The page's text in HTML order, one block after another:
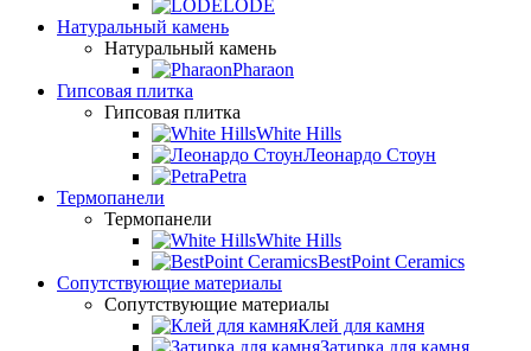
LODE
Натуральный камень
Натуральный камень
Pharaon
Гипсовая плитка
Гипсовая плитка
White Hills
Леонардо Стоун
Petra
Термопанели
Термопанели
White Hills
BestPoint Ceramics
Сопутствующие материалы
Сопутствующие материалы
Клей для камня